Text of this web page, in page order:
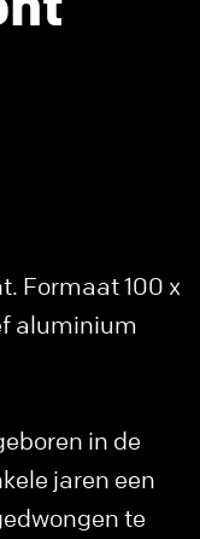
Formaat 100 x
aluminium
in de
jaren een
te